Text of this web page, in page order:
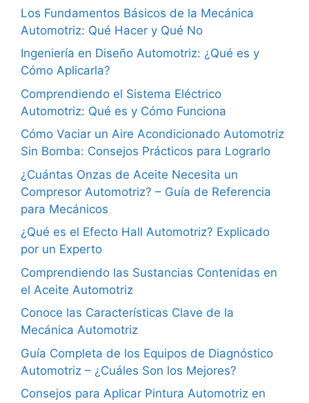
Los Fundamentos Básicos de la Mecánica
Automotriz: Qué Hacer y Qué No
Ingeniería en Diseño Automotriz: ¿Qué es y
Cómo Aplicarla?
Comprendiendo el Sistema Eléctrico
Automotriz: Qué es y Cómo Funciona
Cómo Vaciar un Aire Acondicionado Automotriz
Sin Bomba: Consejos Prácticos para Lograrlo
¿Cuántas Onzas de Aceite Necesita un
Compresor Automotriz? – Guía de Referencia
para Mecánicos
¿Qué es el Efecto Hall Automotriz? Explicado
por un Experto
Comprendiendo las Sustancias Contenidas en
el Aceite Automotriz
Conoce las Características Clave de la
Mecánica Automotriz
Guía Completa de los Equipos de Diagnóstico
Automotriz – ¿Cuáles Son los Mejores?
Consejos para Aplicar Pintura Automotriz en